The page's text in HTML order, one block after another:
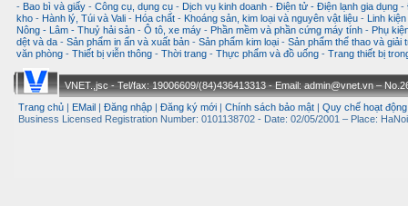
- Bao bì và giấy - Công cụ, dụng cụ - Dịch vụ kinh doanh - Điện tử - Điện lạnh gia dụng -
kho - Hành lý, Túi và Vali - Hóa chất - Khoáng sản, kim loại và nguyên vật liệu -
Linh
Nông - Lâm - Thuỷ hải sản - Ô tô, xe máy - Phần mềm và phần cứng máy tính - Phụ
dệt và da - Sản phẩm in ấn và xuất bản - Sản phẩm kim loại - Sản phẩm thể thao và giải
văn phòng - Thiết bị viễn thông - Thời trang - Thực phẩm và đồ uống - Trang thiết bị
VNET.,jsc - Tel/fax: 19006609/(84)436413313 - Email: admin@vnet.vn –
Trang chủ
EMail Đăng nhập Đăng ký mới Chính sách bảo mật Quy chế hoạt động
Business Licensed Registration Number: 0101138702 - Date: 02/05/2001 – Place: